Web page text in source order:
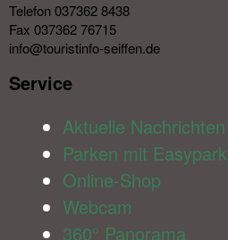
Telefon 037362 8438
Fax 037362 76715
info@touristinfo-seiffen.de
Service​
Aktuelle Nachrichten
Parken mit Easypark
Online-Shop
Webcam
360° Panorama